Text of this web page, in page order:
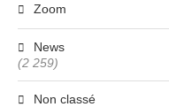
Zoom
News
(2 259)
Non classé